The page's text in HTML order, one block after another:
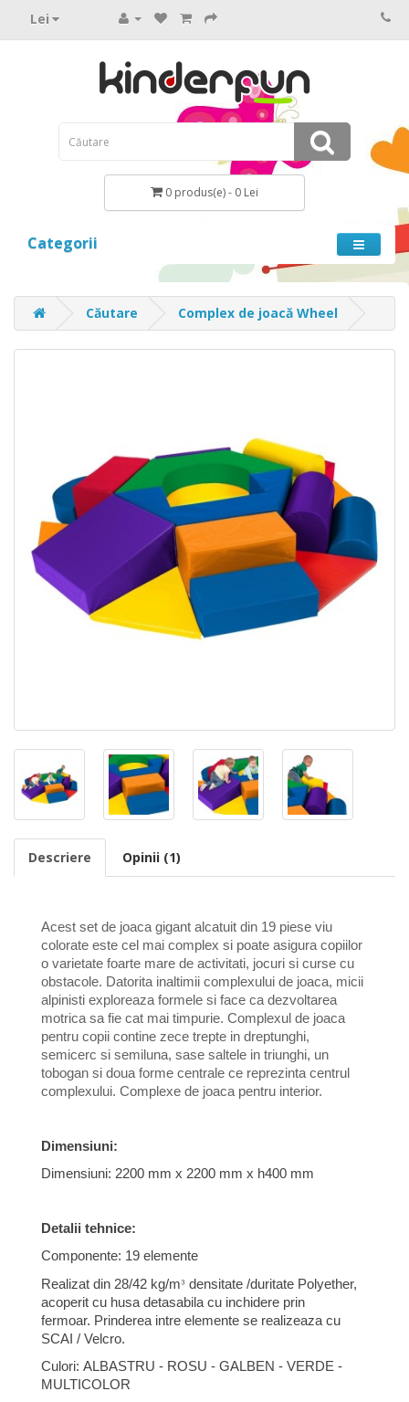
Lei
0 produs(e) - 0 Lei
Categorii
Căutare Complex de joacă Wheel
Descriere Opinii (1)
Acest set de joaca gigant alcatuit din 19 piese viu
colorate este cel mai complex si poate asigura copiilor
o varietate foarte mare de activitati, jocuri si curse cu
obstacole. Datorita inaltimii complexului de joaca, micii
alpinisti exploreaza formele si face ca dezvoltarea
motrica sa fie cat mai timpurie. Complexul de joaca
pentru copii contine zece trepte in dreptunghi,
semicerc si semiluna, sase saltele in triunghi, un
tobogan si doua forme centrale ce reprezinta centrul
complexului. Complexe de joaca pentru interior.
Dimensiuni:
Dimensiuni: 2200 mm x 2200 mm x h400 mm
Detalii tehnice:
Componente: 19 elemente
Realizat din 28/42 kg/m³ densitate /duritate Polyether,
acoperit cu husa detasabila cu inchidere prin
fermoar. Prinderea intre elemente se realizeaza cu
SCAI / Velcro.
Culori: ALBASTRU - ROSU - GALBEN - VERDE -
MULTICOLOR